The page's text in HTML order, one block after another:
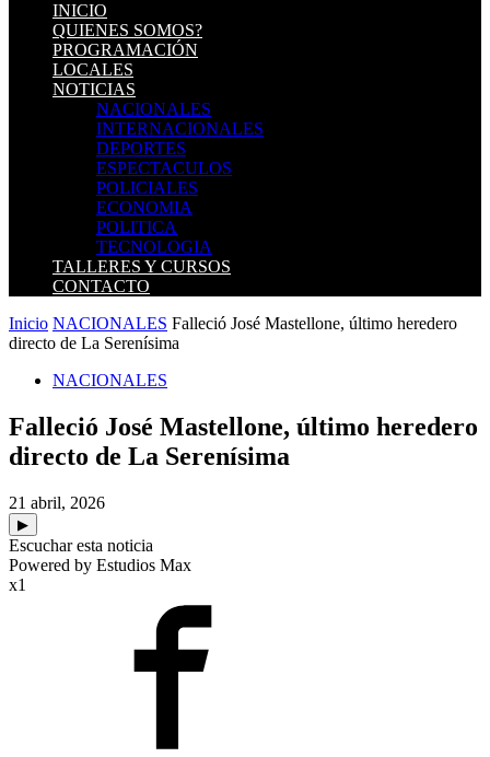
INICIO
QUIENES SOMOS?
PROGRAMACIÓN
LOCALES
NOTICIAS
NACIONALES
INTERNACIONALES
DEPORTES
ESPECTACULOS
POLICIALES
ECONOMIA
POLITICA
TECNOLOGIA
TALLERES Y CURSOS
CONTACTO
Inicio NACIONALES Falleció José Mastellone, último heredero
directo de La Serenísima
NACIONALES
Falleció José Mastellone, último heredero
directo de La Serenísima
21 abril, 2026
▶
Escuchar esta noticia
Powered by Estudios Max
x1